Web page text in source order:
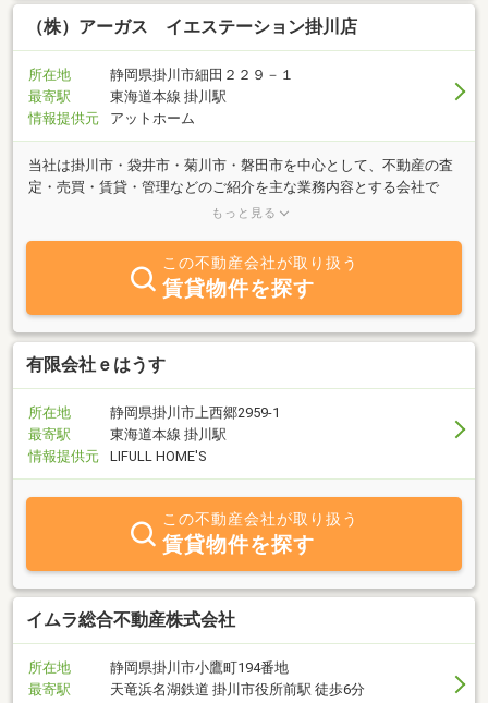
（株）アーガス イエステーション掛川店
所在地
静岡県掛川市細田２２９－１
最寄駅
東海道本線 掛川駅
情報提供元
アットホーム
当社は掛川市・袋井市・菊川市・磐田市を中心として、不動産の査
定・売買・賃貸・管理などのご紹介を主な業務内容とする会社で
す。「売りたい」「買いたい」「借りたい」「貸したい」ご希望の
情報力でお客様のご希望に併せたスピーディな対応を心掛けており
ます。ぜひ当社ホームページ（https://www.argusnet.co.jp）をご覧
下さい。☆コーポレートサイトを開設しました→https://argus-
corporate.com/
もっと見る
この不動産会社が取り扱う
賃貸物件を探す
有限会社ｅはうす
所在地
静岡県掛川市上西郷2959-1
最寄駅
東海道本線 掛川駅
情報提供元
LIFULL HOME'S
この不動産会社が取り扱う
賃貸物件を探す
イムラ総合不動産株式会社
所在地
静岡県掛川市小鷹町194番地
最寄駅
天竜浜名湖鉄道 掛川市役所前駅 徒歩6分